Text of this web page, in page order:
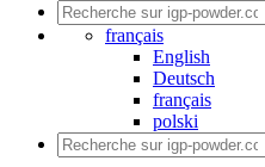
français
English
Deutsch
français
polski